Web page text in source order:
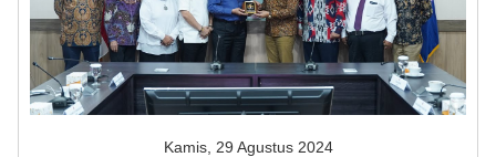
Kamis, 29 Agustus 2024